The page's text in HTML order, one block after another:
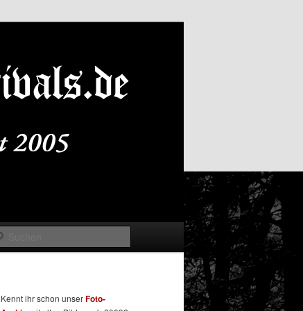
Kennt ihr schon unserFoto-